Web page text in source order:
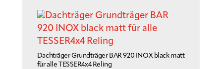
Dachträger Grundträger BAR 920 INOX black matt
für alle TESSER4x4 Reling